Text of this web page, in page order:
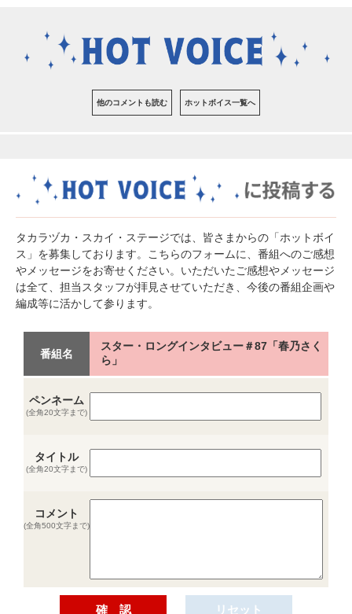
他のコメントも読む ホットボイス一覧へ
タカラヅカ・スカイ・ステージでは、皆さまからの「ホットボイ
ス」を募集しております。こちらのフォームに、番組へのご感想
やメッセージをお寄せください。いただいたご感想やメッセージ
は全て、担当スタッフが拝見させていただき、今後の番組企画や
編成等に活かして参ります。
番組名
スター・ロングインタビュー＃87「春乃さく
ら」
ペンネーム
(全角20文字まで)
タイトル
(全角20文字まで)
コメント
(全角500文字まで)